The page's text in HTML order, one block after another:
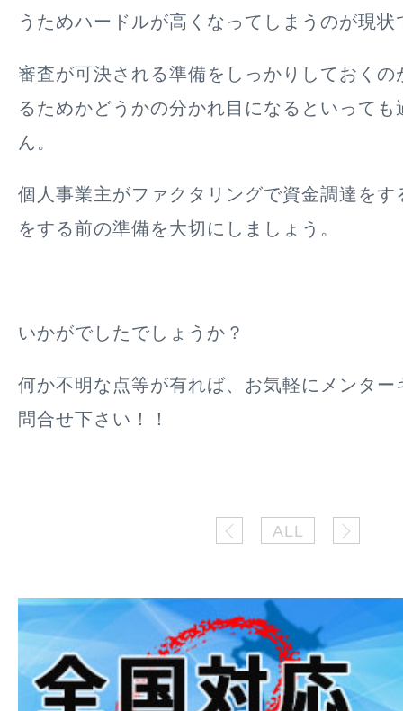
うためハードルが高くなってしまうのが現状
審査が可決される準備をしっかりしておくの
るためかどうかの分かれ目になるといって
ん。
個人事業主がファクタリングで資金調達をす
をする前の準備を大切にしましょう。
いかがでしたでしょうか？
何か不明な点等が有れば、お気軽にメンター
問合せ下さい！！
ALL